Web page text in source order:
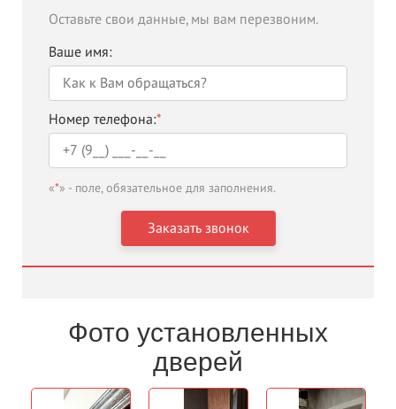
Оставьте свои данные, мы вам перезвоним.
Ваше имя:
Номер телефона:*
«*» - поле, обязательное для заполнения.
Фото установленных
дверей